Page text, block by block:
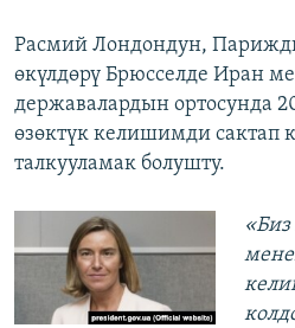
Расмий Лондондун,
өкүлдөрү Брюсселде Иран
державалардын ортосунда
өзөктүк келишимди сактап
талкууламак болушту.